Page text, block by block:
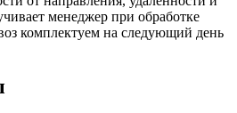
менеджер при обработке
комплектуем на следующий день